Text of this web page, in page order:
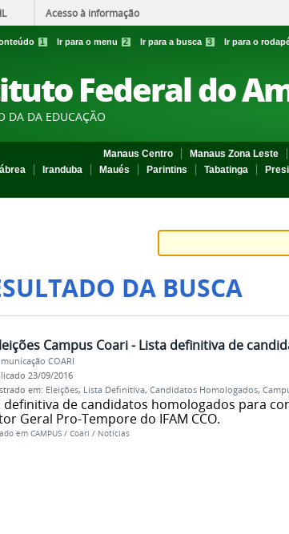
Acesso à informação
1 Ir para o menu 2 Ir para a busca 3 Ir para o
Federal do
DA DA EDUCAÇÃO
Manaus Centro Manaus Zona Leste
Iranduba Maués Parintins Tabatinga
DA BUSCA
Campus Coari - Lista definitiva de
COARI
23/09/2016
em: Eleições, Lista Definitiva, Candidatos Homologados,
definitiva de candidatos homologados para
Geral Pro-Tempore do IFAM CCO.
em CAMPUS / Coari / Notícias